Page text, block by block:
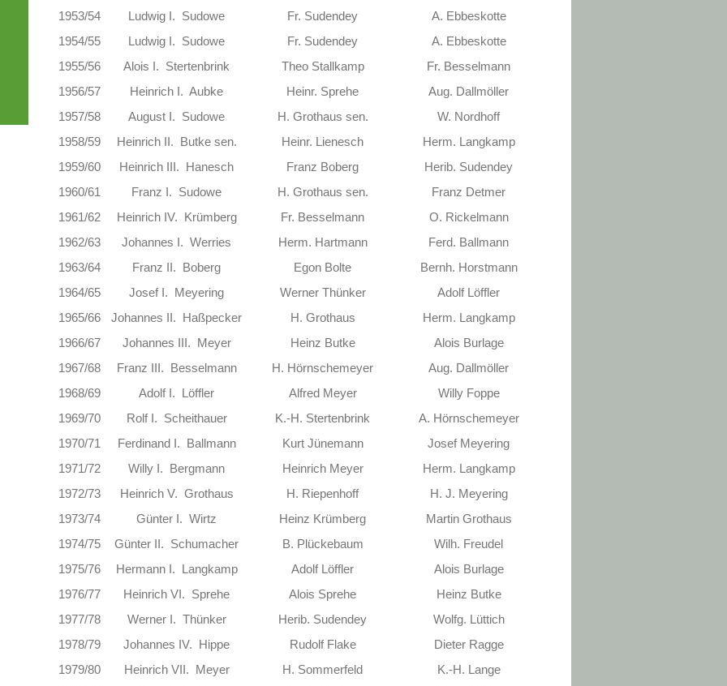
1953/54
Ludwig I. Sudowe Fr. Sudendey
A. Ebbeskotte
1954/55
Ludwig I. Sudowe Fr. Sudendey
A. Ebbeskotte
1955/56
Alois I. Stertenbrink Theo Stallkamp
Fr. Besselmann
1956/57
Heinrich I. Aubke Heinr. Sprehe
Aug. Dallmöller
1957/58
August I. Sudowe H. Grothaus sen.
W. Nordhoff
1958/59
Heinrich II. Butke sen. Heinr. Lienesch
Herm. Langkamp
1959/60
Heinrich III. Hanesch Franz Boberg
Herib. Sudendey
1960/61
Franz I. Sudowe H. Grothaus sen.
Franz Detmer
1961/62
Heinrich IV. Krümberg Fr. Besselmann
O. Rickelmann
1962/63
Johannes I. Werries Herm. Hartmann
Ferd. Ballmann
1963/64
Franz II. Boberg Egon Bolte
Bernh. Horstmann
1964/65
Josef I. Meyering Werner Thünker
Adolf Löffler
1965/66
Johannes II. Haßpecker H. Grothaus
Herm. Langkamp
1966/67
Johannes III. Meyer Heinz Butke
Alois Burlage
1967/68
Franz III. Besselmann H. Hörnschemeyer
Aug. Dallmöller
1968/69
Adolf I. Löffler Alfred Meyer
Willy Foppe
1969/70
Rolf I. Scheithauer K.-H. Stertenbrink
A. Hörnschemeyer
1970/71
Ferdinand I. Ballmann Kurt Jünemann
Josef Meyering
1971/72
Willy I. Bergmann Heinrich Meyer
Herm. Langkamp
1972/73
Heinrich V. Grothaus H. Riepenhoff
H. J. Meyering
1973/74
Günter I. Wirtz Heinz Krümberg
Martin Grothaus
1974/75
Günter II. Schumacher B. Plückebaum
Wilh. Freudel
1975/76
Hermann I. Langkamp Adolf Löffler
Alois Burlage
1976/77
Heinrich VI. Sprehe Alois Sprehe
Heinz Butke
1977/78
Werner I. Thünker Herib. Sudendey
Wolfg. Lüttich
1978/79
Johannes IV. Hippe Rudolf Flake
Dieter Ragge
1979/80
Heinrich VII. Meyer H. Sommerfeld
K.-H. Lange